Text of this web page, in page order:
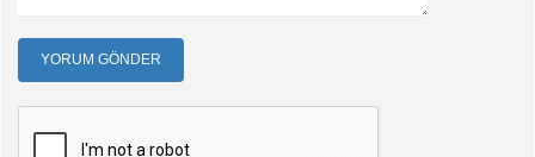
YORUM GÖNDER